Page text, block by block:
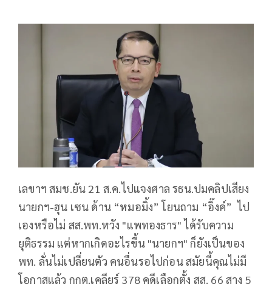
เลขาฯ สมช.ยัน 21 ส.ค.ไปแจงศาล รธน.ปมคลิปเสียง
นายกฯ-ฮุน เซน ด้าน “หมอมิ้ง” โยนถาม “อิ๊งค์” ไป
เองหรือไม่ สส.พท.หวัง "แพทองธาร" ได้รับความ
ยุติธรรม แต่หากเกิดอะไรขึ้น "นายกฯ" ก็ยังเป็นของ
พท. ลั่นไม่เปลี่ยนตัว คนอื่นรอไปก่อน สมัยนี้คุณไม่มี
โอกาสแล้ว กกต.เคลียร์ 378 คดีเลือกตั้ง สส. 66 สาง 5